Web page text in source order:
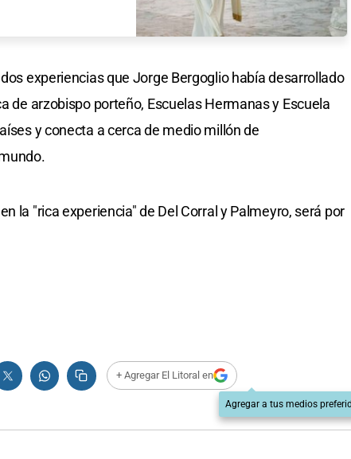
experiencias que Jorge Bergoglio había desarrollado
de arzobispo porteño, Escuelas Hermanas y Escuela
y conecta a cerca de medio millón de
la "rica experiencia" de Del Corral y Palmeyro, será por
+ Agregar El Litoral en
Agregar a tus medios